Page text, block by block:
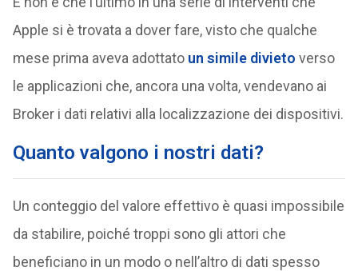
Apple si è trovata a dover fare, visto che qualche
mese prima aveva adottato un simile divieto verso
le applicazioni che, ancora una volta, vendevano ai
Broker i dati relativi alla localizzazione dei dispositivi.
Quanto valgono i nostri dati?
Un conteggio del valore effettivo è quasi impossibile
da stabilire, poiché troppi sono gli attori che
beneficiano in un modo o nell’altro di dati spesso